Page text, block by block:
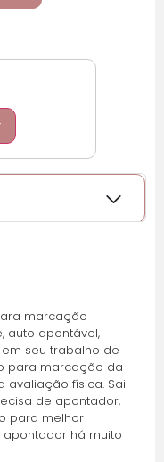
R$5,00
marcação
auto apontável,
seu trabalho de
para marcação da
avaliação física. Sai
de apontador,
para melhor
há muito